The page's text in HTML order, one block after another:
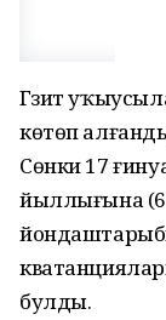
Гәзит
көтөп
Сөнки 17
йыллығына
булды.